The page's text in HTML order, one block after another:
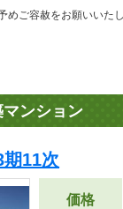
ご容赦をお願いいたし
ンション
11次
価格